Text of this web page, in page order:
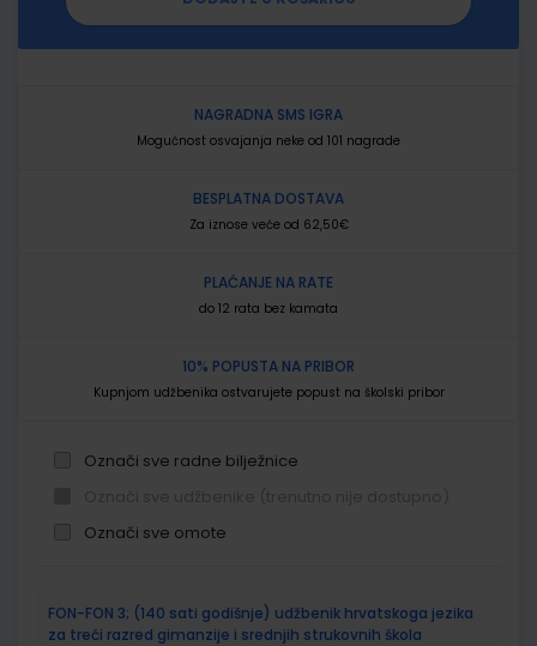
NAGRADNA SMS IGRA
Mogućnost osvajanja neke od 101 nagrade
BESPLATNA DOSTAVA
Za iznose veće od 62,50€
PLAĆANJE NA RATE
do 12 rata bez kamata
10% POPUSTA NA PRIBOR
Kupnjom udžbenika ostvarujete popust na školski pribor
Označi sve radne bilježnice
Označi sve omote
proizvodi
FON-FON 3; (140 sati godišnje) udžbenik hrvatskoga jezika
za treći razred gimanzije i srednjih strukovnih škola